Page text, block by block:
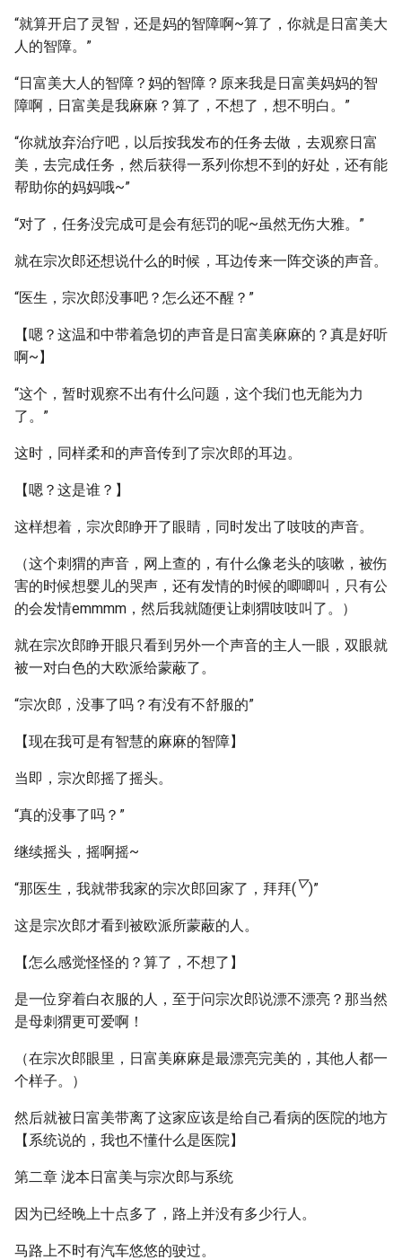
“就算开启了灵智，还是妈的智障啊~算了，你就是日富美大
人的智障。”
“日富美大人的智障？妈的智障？原来我是日富美妈妈的智
障啊，日富美是我麻麻？算了，不想了，想不明白。”
“你就放弃治疗吧，以后按我发布的任务去做，去观察日富
美，去完成任务，然后获得一系列你想不到的好处，还有能
帮助你的妈妈哦~”
“对了，任务没完成可是会有惩罚的呢~虽然无伤大雅。”
就在宗次郎还想说什么的时候，耳边传来一阵交谈的声音。
“医生，宗次郎没事吧？怎么还不醒？”
【嗯？这温和中带着急切的声音是日富美麻麻的？真是好听
啊~】
“这个，暂时观察不出有什么问题，这个我们也无能为力
了。”
这时，同样柔和的声音传到了宗次郎的耳边。
【嗯？这是谁？】
这样想着，宗次郎睁开了眼睛，同时发出了吱吱的声音。
（这个刺猬的声音，网上查的，有什么像老头的咳嗽，被伤
害的时候想婴儿的哭声，还有发情的时候的唧唧叫，只有公
的会发情emmmm，然后我就随便让刺猬吱吱叫了。）
就在宗次郎睁开眼只看到另外一个声音的主人一眼，双眼就
被一对白色的大欧派给蒙蔽了。
“宗次郎，没事了吗？有没有不舒服的”
【现在我可是有智慧的麻麻的智障】
当即，宗次郎摇了摇头。
“真的没事了吗？”
继续摇头，摇啊摇~
“那医生，我就带我家的宗次郎回家了，拜拜(▽)”
这是宗次郎才看到被欧派所蒙蔽的人。
【怎么感觉怪怪的？算了，不想了】
是一位穿着白衣服的人，至于问宗次郎说漂不漂亮？那当然
是母刺猬更可爱啊！
（在宗次郎眼里，日富美麻麻是最漂亮完美的，其他人都一
个样子。）
然后就被日富美带离了这家应该是给自己看病的医院的地方
【系统说的，我也不懂什么是医院】
第二章 泷本日富美与宗次郎与系统
因为已经晚上十点多了，路上并没有多少行人。
马路上不时有汽车悠悠的驶过。